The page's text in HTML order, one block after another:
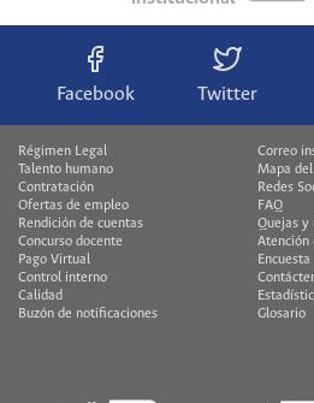
Facebook Twitter
Régimen Legal
Talento humano
Contratación
Ofertas de empleo
Rendición de cuentas
Concurso docente
Pago Virtual
Control interno
Calidad
Buzón de notificaciones
Correo
Mapa
Redes
FAQ
Quejas y
Atención
Encuesta
Glosario